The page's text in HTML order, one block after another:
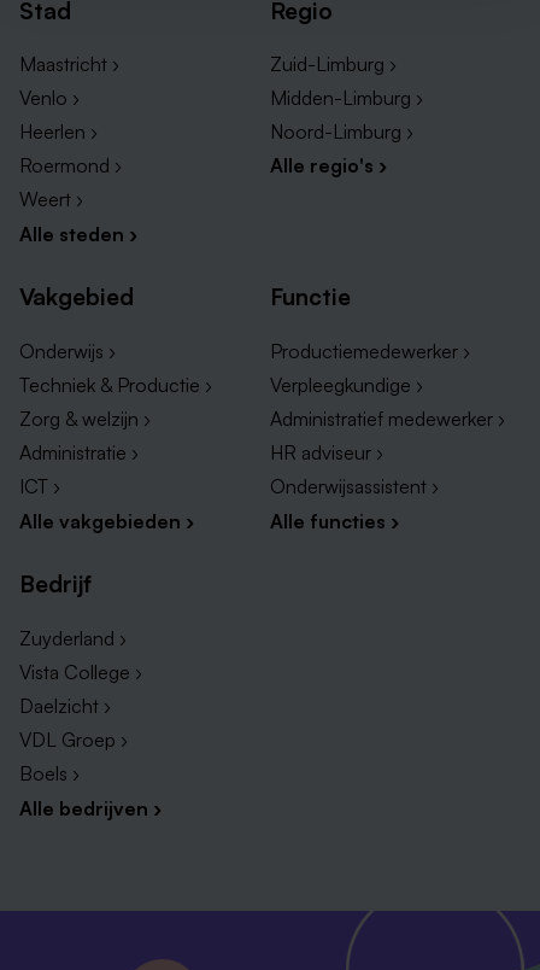
Stad
Maastricht ›
Venlo ›
Heerlen ›
Roermond ›
Weert ›
Alle steden ›
Regio
Zuid-Limburg ›
Midden-Limburg ›
Noord-Limburg ›
Alle regio's ›
Vakgebied
Onderwijs ›
Techniek & Productie ›
Zorg & welzijn ›
Administratie ›
ICT ›
Alle vakgebieden ›
Functie
Productiemedewerker ›
Verpleegkundige ›
Administratief medewerker ›
HR adviseur ›
Onderwijsassistent ›
Alle functies ›
Bedrijf
Zuyderland ›
Vista College ›
Daelzicht ›
VDL Groep ›
Boels ›
Alle bedrijven ›